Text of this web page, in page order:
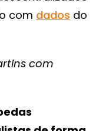
com dados do
com